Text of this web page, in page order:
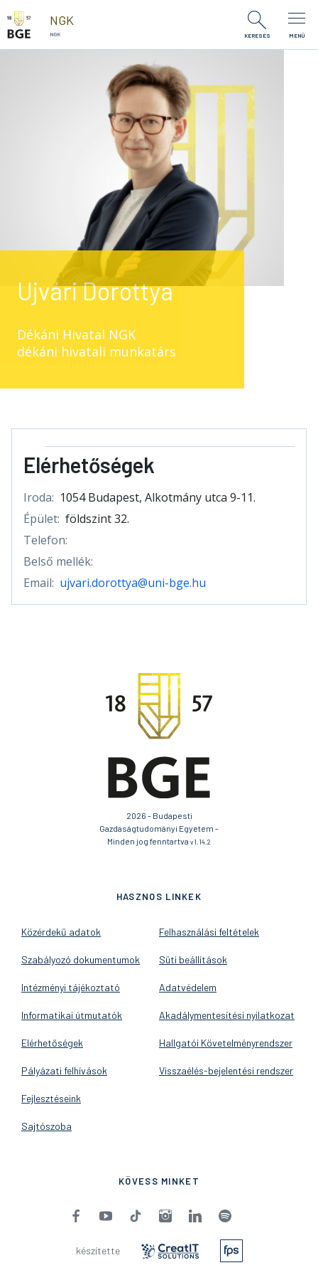
Ugrás a tartalomra
NGK
NGK KERESÉS MENÜ
Ujvári Dorottya
Dékáni Hivatal NGK
dékáni hivatali munkatárs
Elérhetőségek
Iroda: 1054 Budapest, Alkotmány utca 9-11.
Épület: földszint 32.
Telefon:
Belső mellék:
Email: ujvari.dorottya@uni-bge.hu
2026 - Budapesti
Gazdaságtudományi Egyetem -
Minden jog fenntartva v1.14.2
HASZNOS LINKEK
Közérdekű adatok
Szabályozó dokumentumok
Intézményi tájékoztató
Informatikai útmutatók
Elérhetőségek
Pályázati felhívások
Fejlesztéseink
Sajtószoba
Felhasználási feltételek
Süti beállítások
Adatvédelem
Akadálymentesítési nyilatkozat
Hallgatói Követelményrendszer
Visszaélés-bejelentési rendszer
KÖVESS MINKET
készítette